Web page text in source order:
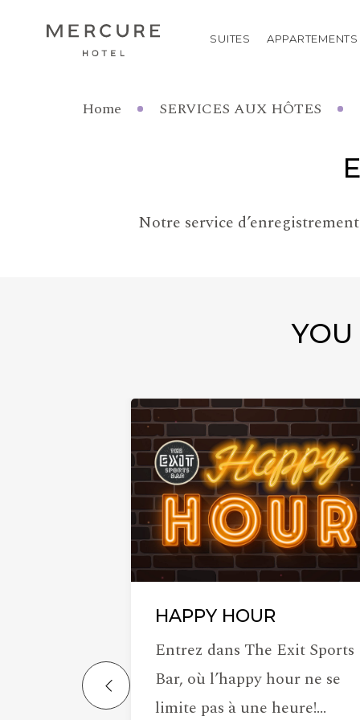
SUITES APPARTEMENTS
Home SERVICES AUX HÔTES
Notre service
HAPPY HOUR
Entrez dans The Exit Sports
Bar, où l’happy hour ne se
limite pas à une heure!